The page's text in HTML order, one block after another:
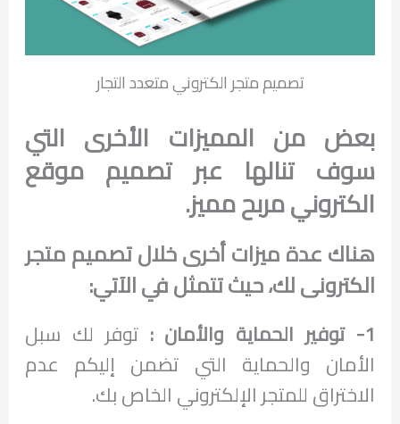
تصميم متجر الكتروني متعدد التجار
بعض من المميزات الأخرى التي
سوف تنالها عبر تصميم موقع
الكتروني مربح مميز.
هناك عدة ميزات أخرى خلال تصميم متجر
الكترونى لك، حيث تتمثل في الآتي:
1- توفير الحماية والأمان :
توفر لك سبل
الأمان والحماية التي تضمن إليكم عدم
الاختراق للمتجر الإلكتروني الخاص بك.